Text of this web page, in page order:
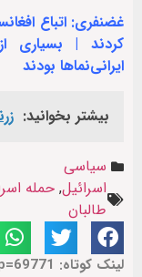
غضنفری: اتباع
کردند | بسیاری
ایرانی‌نماها بودند
بیشتر بخوانید:
سیاسی
اسرائیل, حمله
طالبان
لینک کوتاه: https://iraf.ir/?p=69771